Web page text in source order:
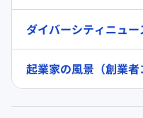
ダイバーシティニュー
起業家の風景（創業者